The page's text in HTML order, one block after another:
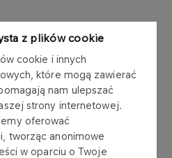
z plików cookie
cookie i innych
które mogą zawierać
nam ulepszać
strony internetowej.
oferować
tworząc anonimowe
w oparciu o Twoje
Przewoźnik
65 % wolumenu i
dystrybucyjnych,
zaangażowaniu
przejmie realizację
regionach